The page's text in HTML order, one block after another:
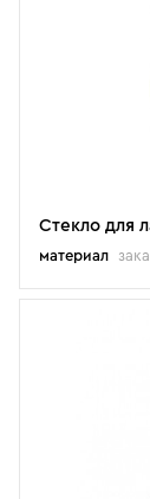
Стекло для
материал